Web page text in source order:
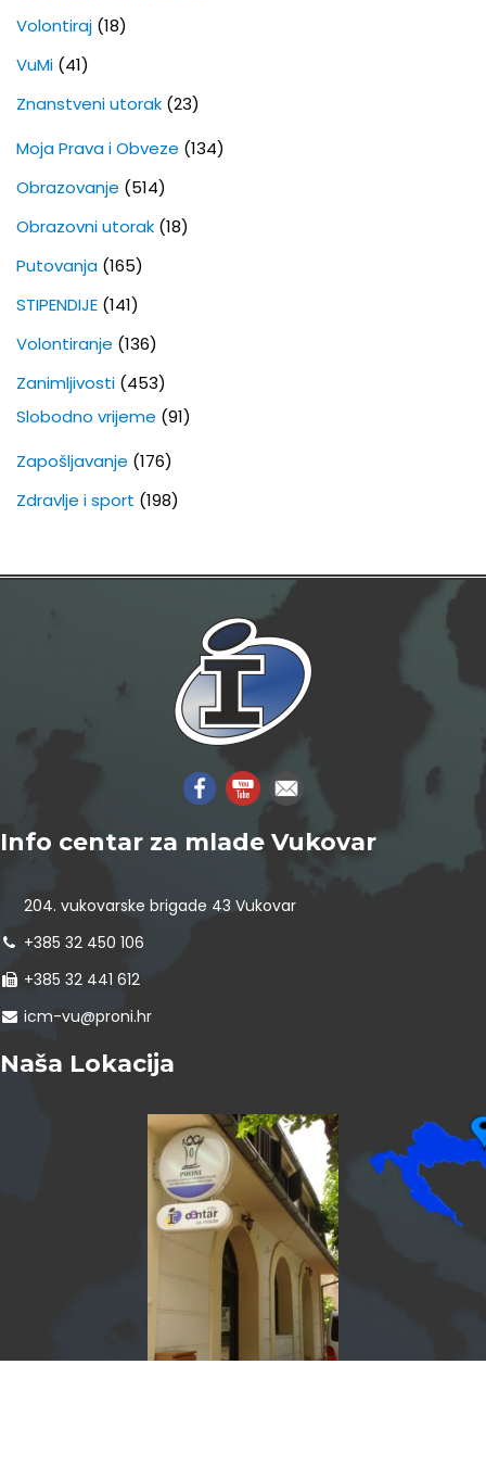
Volontiraj (18)
VuMi (41)
Znanstveni utorak (23)
Moja Prava i Obveze (134)
Obrazovanje (514)
Obrazovni utorak (18)
Putovanja (165)
STIPENDIJE (141)
Volontiranje (136)
Zanimljivosti (453)
Slobodno vrijeme (91)
Zapošljavanje (176)
Zdravlje i sport (198)
Info centar za mlade Vukovar
204. vukovarske brigade 43 Vukovar
+385 32 450 106
+385 32 441 612
icm-vu@proni.hr
Naša Lokacija